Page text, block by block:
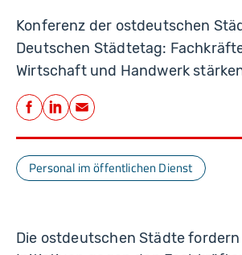
Konferenz der ostdeutschen
Deutschen Städtetag:
Wirtschaft und Handwerk
Teilen
Facebook
LinkedIn
E-Mail
Personal im öffentlichen Dienst
Die ostdeutschen Städte